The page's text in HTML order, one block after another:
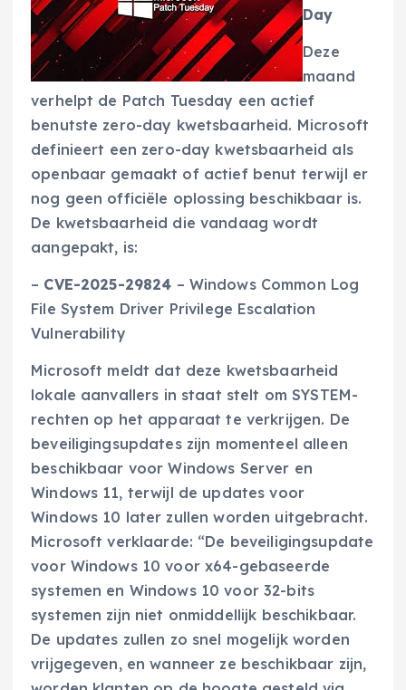
Day
Deze
maand
verhelpt de Patch Tuesday een actief
benutste zero-day kwetsbaarheid. Microsoft
definieert een zero-day kwetsbaarheid als
openbaar gemaakt of actief benut terwijl er
nog geen officiële oplossing beschikbaar is.
De kwetsbaarheid die vandaag wordt
aangepakt, is:
– CVE-2025-29824 – Windows Common Log
File System Driver Privilege Escalation
Vulnerability
Microsoft meldt dat deze kwetsbaarheid
lokale aanvallers in staat stelt om SYSTEM-
rechten op het apparaat te verkrijgen. De
beveiligingsupdates zijn momenteel alleen
beschikbaar voor Windows Server en
Windows 11, terwijl de updates voor
Windows 10 later zullen worden uitgebracht.
Microsoft verklaarde: “De beveiligingsupdate
voor Windows 10 voor x64-gebaseerde
systemen en Windows 10 voor 32-bits
systemen zijn niet onmiddellijk beschikbaar.
De updates zullen zo snel mogelijk worden
vrijgegeven, en wanneer ze beschikbaar zijn,